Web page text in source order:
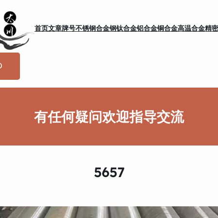
首页文章牌号不锈钢合金钢钛合金铝合金铜合金高温合金精
有任何疑问欢迎指导交流
5657